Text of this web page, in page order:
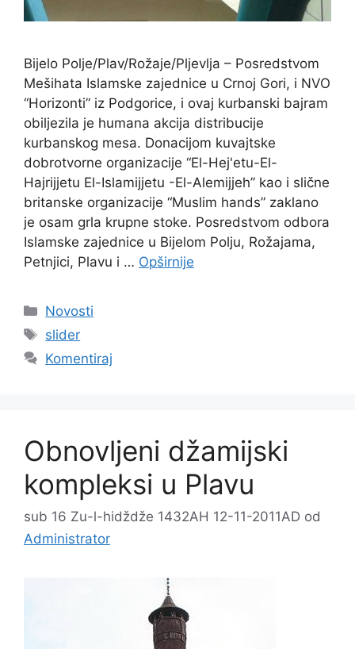
Bijelo Polje/Plav/Rožaje/Pljevlja – Posredstvom
Mešihata Islamske zajednice u Crnoj Gori, i NVO
“Horizonti” iz Podgorice, i ovaj kurbanski bajram
obiljezila je humana akcija distribucije
kurbanskog mesa. Donacijom kuvajtske
dobrotvorne organizacije “El-Hej'etu-El-
Hajrijjetu El-Islamijjetu -El-Alemijjeh” kao i slične
britanske organizacije “Muslim hands” zaklano
je osam grla krupne stoke. Posredstvom odbora
Islamske zajednice u Bijelom Polju, Rožajama,
Petnjici, Plavu i … Opširnije
Kategorije
Novosti
Oznake
slider
Komentiraj
Obnovljeni džamijski
kompleksi u Plavu
sub 16 Zu-l-hidždže 1432AH 12-11-2011AD od
Administrator